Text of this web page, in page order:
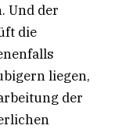
Und der
die
liegen,
der